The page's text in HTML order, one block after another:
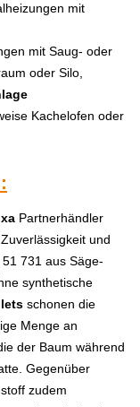
mit
mit Saug- oder
oder Silo,
Kachelofen oder
Partnerhändler
und
731 aus Säge-
synthetische
schonen die
Menge an
der Baum während
Gegenüber
zudem